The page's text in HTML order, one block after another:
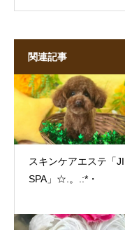
関連記事
スキンケアエステ「
SPA」☆.。.:*・